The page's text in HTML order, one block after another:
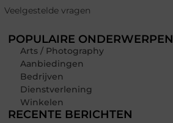
Veelgestelde vragen
POPULAIRE ONDERWERPEN
Arts / Photography
Aanbiedingen
Bedrijven
Dienstverlening
Winkelen
RECENTE BERICHTEN